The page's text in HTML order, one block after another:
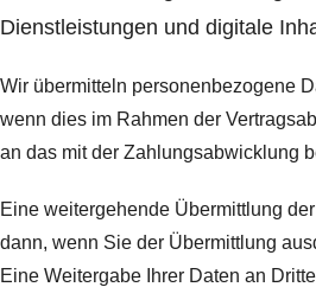
Dienstleistungen und digitale
Wir übermitteln personenbezogene
wenn dies im Rahmen der
an das mit der Zahlungsabwicklung
Eine weitergehende Übermittlung
dann, wenn Sie der Übermittlung
Eine Weitergabe Ihrer Daten an